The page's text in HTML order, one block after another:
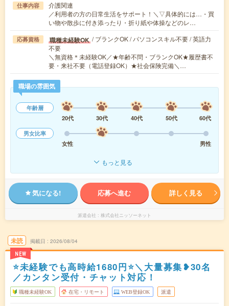
仕事内容
介護関連
／利用者の方の日常生活をサポート！＼▽具体的には…・買
い物や散歩に付き添ったり・折り紙や体操などのレ…
応募資格 職種未経験OK / ブランクOK / パソコンスキル不要 / 英語力
不要
＼無資格＊未経験OK／★年齢不問・ブランクOK★履歴書不
要・来社不要（電話登録OK）★社会保険完備＼…
職場の雰囲気
年齢層
20代
30代 40代 50代
60代
男女比率
女性
男性
もっと見る
気になる! 応募へ進む 詳しく見る
派遣会社 株式会社ニッソーネット
未読
NEW
掲載日 2026/08/04
⭐未経験でも高時給1680円⭐＼大量募集❥30名
／カンタン受付・チャット対応！
職種未経験OK 在宅・リモート WEB登録OK 派遣